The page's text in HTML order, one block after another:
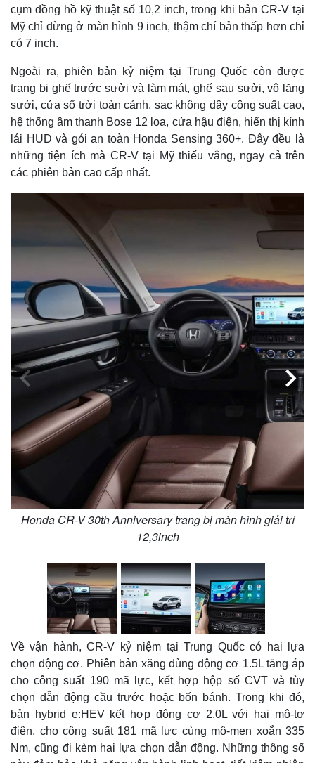
Thế giới
Quan sát
Cuộc sống đó đây
Multimedia
E-Magazine
cụm đồng hồ kỹ thuật số 10,2 inch, trong khi bản CR-V tại
Mỹ chỉ dừng ở màn hình 9 inch, thậm chí bản thấp hơn chỉ
có 7 inch.
Ngoài ra, phiên bản kỷ niệm tại Trung Quốc còn được
trang bị ghế trước sưởi và làm mát, ghế sau sưởi, vô lăng
sưởi, cửa sổ trời toàn cảnh, sạc không dây công suất cao,
hệ thống âm thanh Bose 12 loa, cửa hậu điện, hiển thị kính
lái HUD và gói an toàn Honda Sensing 360+. Đây đều là
những tiện ích mà CR-V tại Mỹ thiếu vắng, ngay cả trên
các phiên bản cao cấp nhất.
Honda CR-V 30th Anniversary trang bị màn hình giải trí
12,3inch
Về vận hành, CR-V kỷ niệm tại Trung Quốc có hai lựa
chọn động cơ. Phiên bản xăng dùng động cơ 1.5L tăng áp
cho công suất 190 mã lực, kết hợp hộp số CVT và tùy
chọn dẫn động cầu trước hoặc bốn bánh. Trong khi đó,
bản hybrid e:HEV kết hợp động cơ 2,0L với hai mô-tơ
điện, cho công suất 181 mã lực cùng mô-men xoắn 335
Nm, cũng đi kèm hai lựa chọn dẫn động. Những thông số